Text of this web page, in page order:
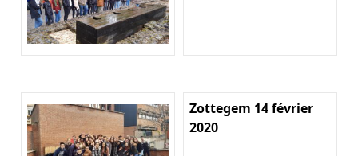
Zottegem 14 février
2020